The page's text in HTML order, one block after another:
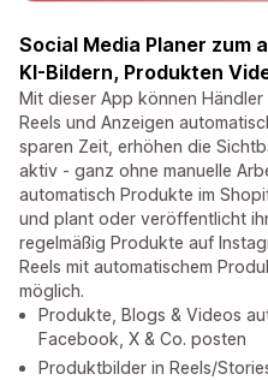
Social Media Planer zum
KI-Bildern, Produkten
Mit dieser App können
Reels und Anzeigen
sparen Zeit, erhöhen die
aktiv - ganz ohne manuelle
automatisch Produkte im
und plant oder veröffentlicht
regelmäßig Produkte auf
Reels mit automatischem
möglich.
Produkte, Blogs & Videos
Facebook, X & Co. posten
Produktbilder in Reels/